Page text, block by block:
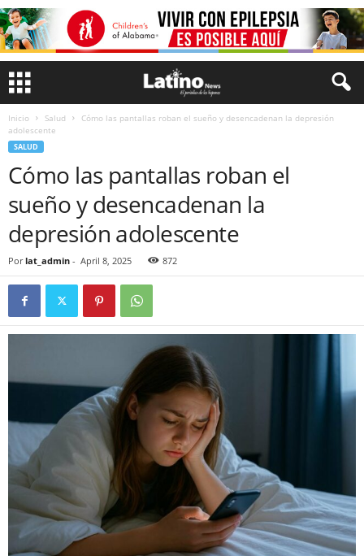
Inicio Salud
Cómo las pantallas roban el sueño y desencadenan la depresión
adolescente
SALUD
Cómo las pantallas roban el
sueño y desencadenan la
depresión adolescente
Por lat_admin - April 8, 2025 872